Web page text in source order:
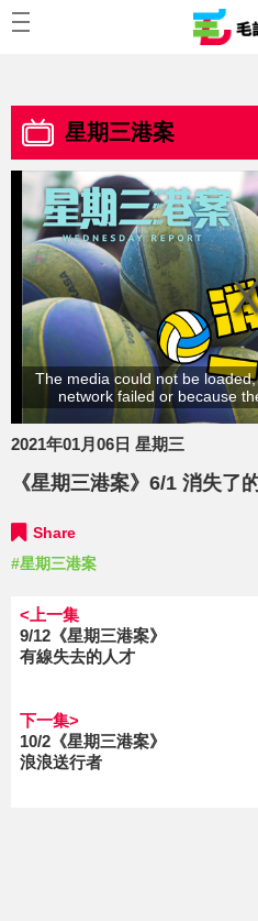
星期三港案
The media could not be
network failed or because
2021年01月06日 星期三
《星期三港案》6/1 消失了
Share
#星期三港案
<上一集
9/12《星期三港案》
有線失去的人才
下一集>
10/2《星期三港案》
浪浪送行者